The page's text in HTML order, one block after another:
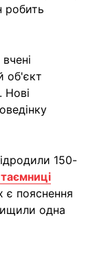
робить
об'єкт
. Нові
150-
є пояснення
одна
Whatsapp
у Messenger
у LinkedIn